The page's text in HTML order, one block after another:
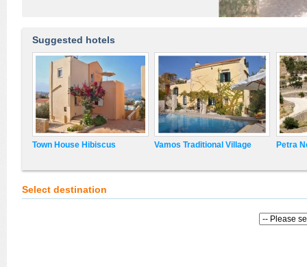
Suggested hotels
Town House Hibiscus Vamos Traditional Village Petra
Select destination